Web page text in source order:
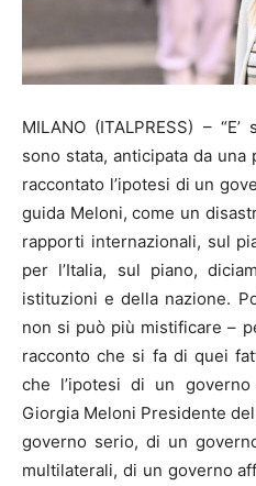
MILANO (ITALPRESS) –
sono stata, anticipata da una
raccontato l’ipotesi di un
guida Meloni, come un
rapporti internazionali, sul
per l’Italia, sul piano,
istituzioni e della nazione.
non si può più mistificare –
racconto che si fa di quei
che l’ipotesi di un
Giorgia Meloni Presidente
governo serio, di un
multilaterali, di un governo